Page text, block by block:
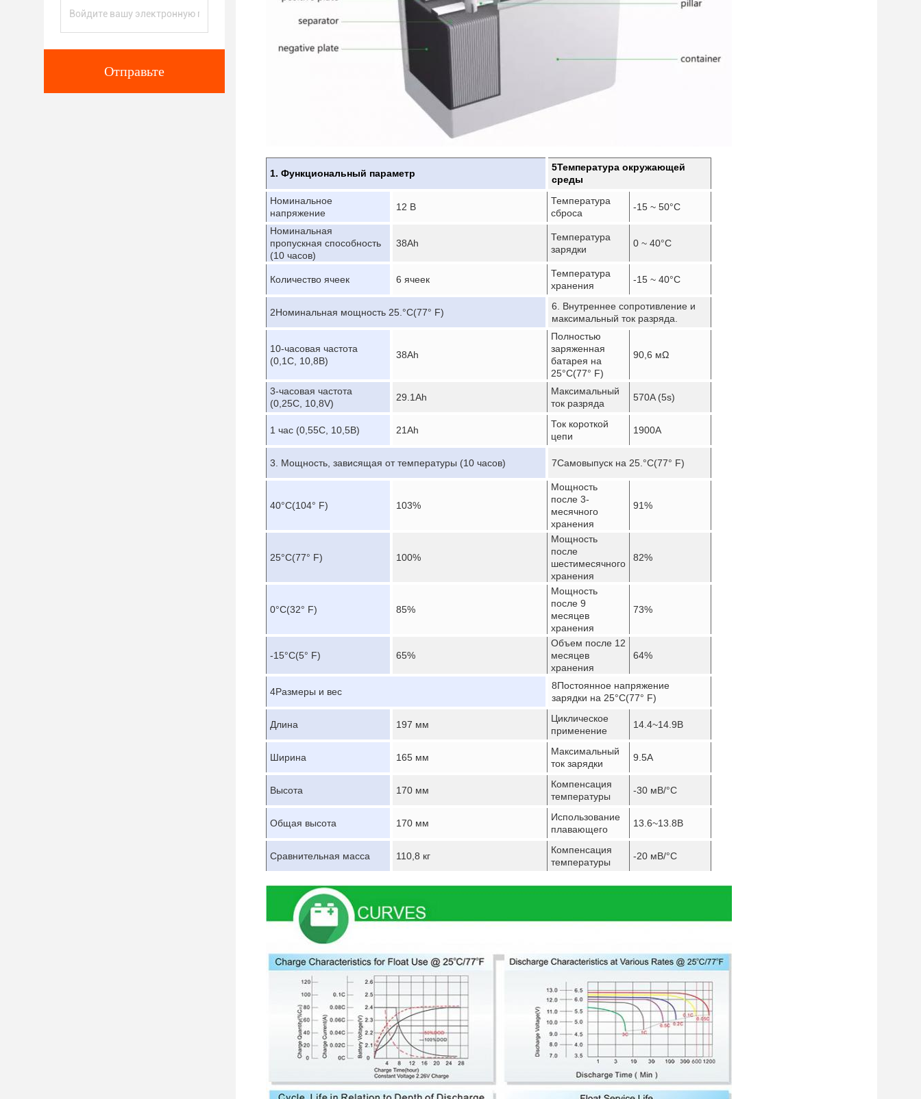
Отправьте
1. Функциональный параметр
5Температура окружающей
среды
Номинальное
напряжение
12 В
Температура
сброса
-15 ~ 50°C
Номинальная
пропускная способность
(10 часов)
38Ah
Температура
зарядки
0 ~ 40°C
Количество ячеек 6 ячеек
Температура
хранения
-15 ~ 40°C
2Номинальная мощность 25. °C(77° F)
6. Внутреннее сопротивление и
максимальный ток разряда.
10-часовая частота
(0,1С, 10,8В)
38Ah
Полностью
заряженная
батарея на
25°C(77° F)
90,6 мΩ
3-часовая частота
(0,25C, 10,8V)
29.1Ah
Максимальный
ток разряда
570A (5s)
1 час (0,55С, 10,5В) 21Ah
Ток короткой
цепи
1900A
3. Мощность, зависящая от температуры (10 часов) 7Самовыпуск на 25. °C(77° F)
40°C(104° F) 103%
Мощность
после 3-
месячного
хранения
91%
25°C(77° F) 100%
Мощность
после
шестимесячного
хранения
82%
0°C(32° F) 85%
Мощность
после 9
месяцев
хранения
73%
-15°C(5° F) 65%
Объем после 12
месяцев
хранения
64%
4Размеры и вес
8Постоянное напряжение
зарядки на 25°C(77° F)
Длина 197 мм
Циклическое
применение
14.4~14.9В
Ширина 165 мм
Максимальный
ток зарядки
9.5А
Высота 170 мм
Компенсация
температуры
-30 мВ/°C
Общая высота 170 мм
Использование
плавающего
13.6~13.8В
Сравнительная масса 110,8 кг
Компенсация
температуры
-20 мВ/°C